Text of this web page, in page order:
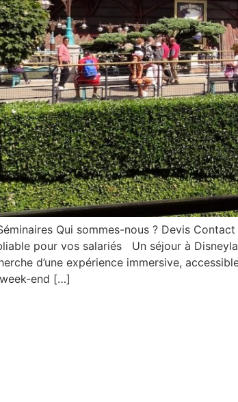
Qui sommes-nous ? Devis
pour vos salariés Un séjour à
d’une expérience immersive,
end […]